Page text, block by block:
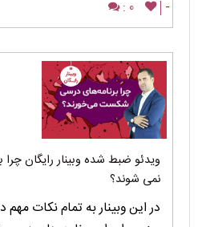
-
0 :
ویدئو ضبط شده وبینار رایگان چرا
نمی شوند؟
در این وبینار به تمام نکات